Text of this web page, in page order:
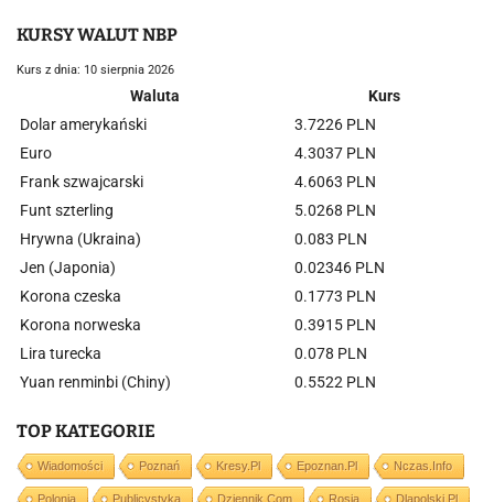
KURSY WALUT NBP
Kurs z dnia: 10 sierpnia 2026
Waluta
Kurs
Dolar amerykański
3.7226 PLN
Euro
4.3037 PLN
Frank szwajcarski
4.6063 PLN
Funt szterling
5.0268 PLN
Hrywna (Ukraina)
0.083 PLN
Jen (Japonia)
0.02346 PLN
Korona czeska
0.1773 PLN
Korona norweska
0.3915 PLN
Lira turecka
0.078 PLN
Yuan renminbi (Chiny)
0.5522 PLN
TOP KATEGORIE
Wiadomości Poznań Kresy.pl Epoznan.pl Nczas.info
Polonia Publicystyka Dziennik.com Rosja Dlapolski.pl